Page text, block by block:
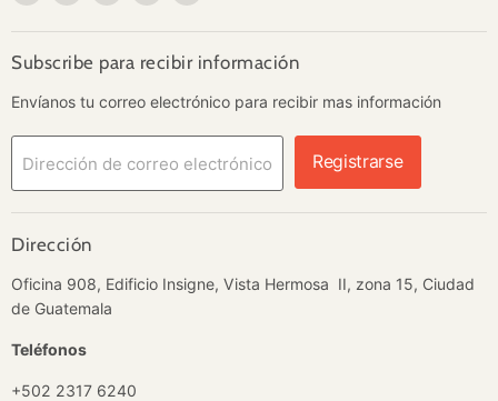
Correo
electrónico
InstagramLinkedInWhatsApp
YouTube
Subscribe para recibir información
Envíanos tu correo electrónico para recibir mas información
Dirección de correo electrónico Registrarse
Dirección
Oficina 908, Edificio Insigne, Vista Hermosa II, zona 15, Ciudad
de Guatemala
Teléfonos
+502 2317 6240